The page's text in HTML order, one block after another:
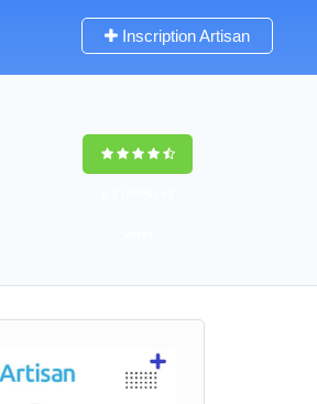
Inscription Artisan